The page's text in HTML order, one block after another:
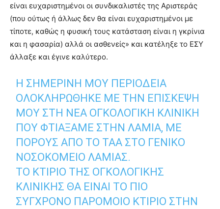
είναι ευχαριστημένοι οι συνδικαλιστές της Αριστεράς
(που ούτως ή άλλως δεν θα είναι ευχαριστημένοι με
τίποτε, καθώς η φυσική τους κατάσταση είναι η γκρίνια
και η φασαρία) αλλά οι ασθενείς» και κατέληξε το ΕΣΥ
άλλαξε και έγινε καλύτερο.
Η ΣΗΜΕΡΙΝΉ ΜΟΥ ΠΕΡΙΟΔΕΊΑ
ΟΛΟΚΛΗΡΏΘΗΚΕ ΜΕ ΤΗΝ ΕΠΊΣΚΕΨΗ
ΜΟΥ ΣΤΗ ΝΈΑ ΟΓΚΟΛΟΓΙΚΉ ΚΛΙΝΙΚΉ
ΠΟΥ ΦΤΙΆΞΑΜΕ ΣΤΗΝ ΛΑΜΊΑ, ΜΕ
ΠΌΡΟΥΣ ΑΠΌ ΤΟ ΤΑΑ ΣΤΟ ΓΕΝΙΚΌ
ΝΟΣΟΚΟΜΕΊΟ ΛΑΜΊΑΣ.
ΤΟ ΚΤΊΡΙΟ ΤΗΣ ΟΓΚΟΛΟΓΙΚΉΣ
ΚΛΙΝΙΚΉΣ ΘΑ ΕΊΝΑΙ ΤΟ ΠΙΟ
ΣΎΓΧΡΟΝΟ ΠΑΡΌΜΟΙΟ ΚΤΊΡΙΟ ΣΤΗΝ